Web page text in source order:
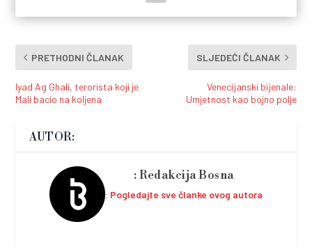
PRETHODNI ČLANAK
Iyad Ag Ghali, terorista koji je
Mali bacio na koljena
SLJEDEĆI ČLANAK
Venecijanski bijenale:
Umjetnost kao bojno polje
AUTOR:
Redakcija Bosna
Pogledajte sve članke ovog autora